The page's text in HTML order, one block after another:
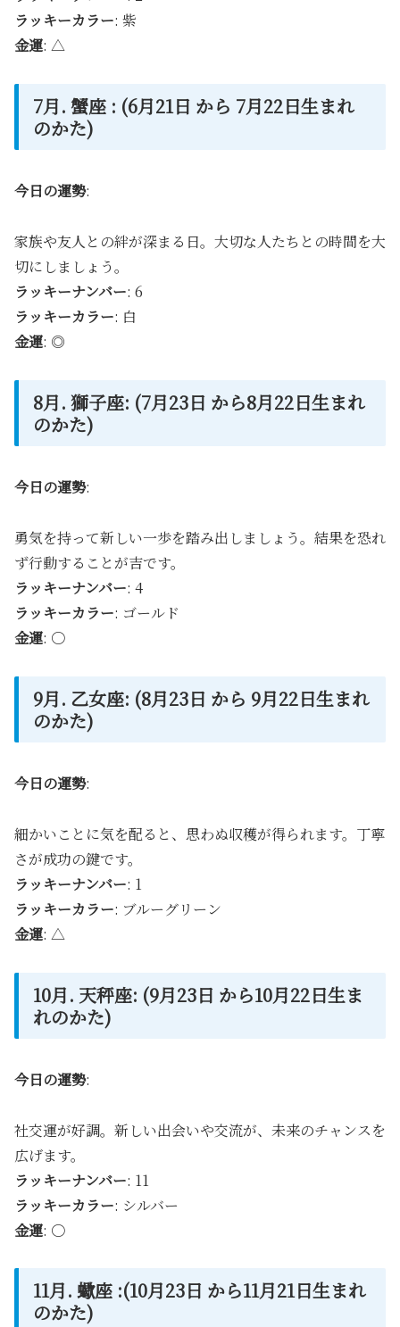
ラッキーカラー: 紫
金運: △
7月. 蟹座 : (6月21日 から 7月22日生まれ
のかた)
今日の運勢:
家族や友人との絆が深まる日。大切な人たちとの時間を大
切にしましょう。
ラッキーナンバー: 6
ラッキーカラー: 白
金運: ◎
8月. 獅子座: (7月23日 から8月22日生まれ
のかた)
今日の運勢:
勇気を持って新しい一歩を踏み出しましょう。結果を恐れ
ず行動することが吉です。
ラッキーナンバー: 4
ラッキーカラー: ゴールド
金運: 〇
9月. 乙女座: (8月23日 から 9月22日生まれ
のかた)
今日の運勢:
細かいことに気を配ると、思わぬ収穫が得られます。丁寧
さが成功の鍵です。
ラッキーナンバー: 1
ラッキーカラー: ブルーグリーン
金運: △
10月. 天秤座: (9月23日 から10月22日生ま
れのかた)
今日の運勢:
社交運が好調。新しい出会いや交流が、未来のチャンスを
広げます。
ラッキーナンバー: 11
ラッキーカラー: シルバー
金運: 〇
11月. 蠍座 :(10月23日 から11月21日生まれ
のかた)